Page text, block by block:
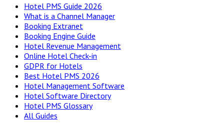
Hotel PMS Guide 2026
What is a Channel Manager
Booking Extranet
Booking Engine Guide
Hotel Revenue Management
Online Hotel Check-in
GDPR for Hotels
Best Hotel PMS 2026
Hotel Management Software
Hotel Software Directory
Hotel PMS Glossary
All Guides